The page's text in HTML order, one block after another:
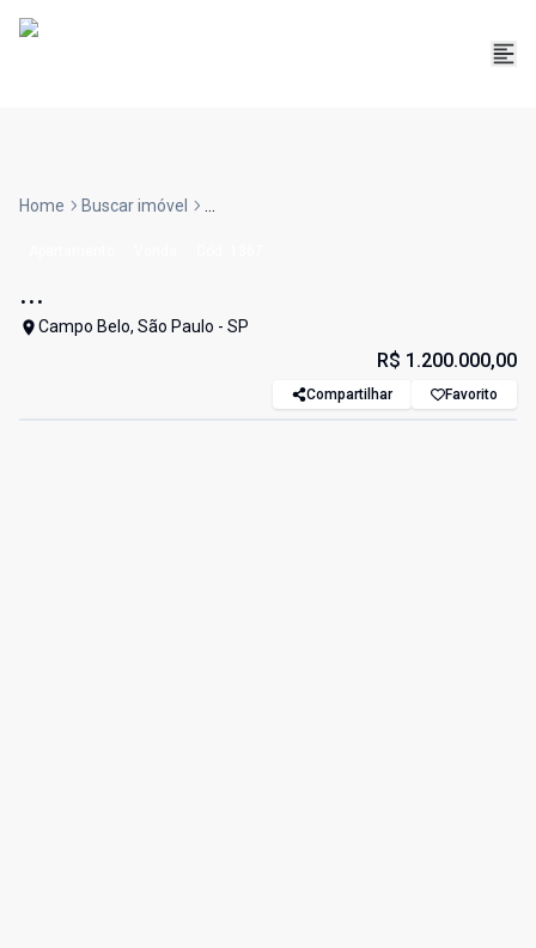
Home Buscar imóvel ...
...
Campo Belo, São Paulo - SP
R$ 1.200.000,00
Compartilhar Favorito